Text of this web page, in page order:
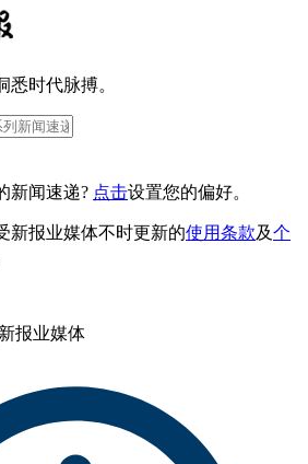
悉时代脉搏。
新闻速递? 点击设置您的偏好。
新报业媒体不时更新的使用条款及个
报业媒体